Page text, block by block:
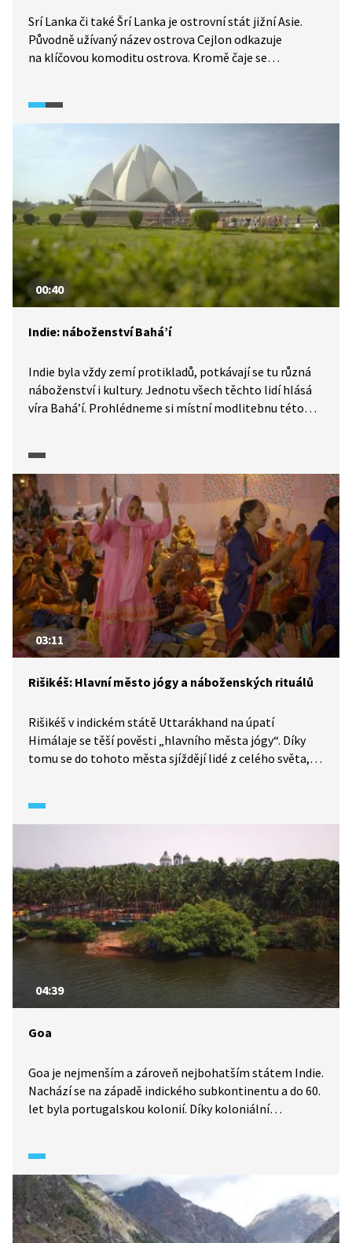
Srí Lanka či také Šrí Lanka je ostrovní stát jižní Asie.
Původně užívaný název ostrova Cejlon odkazuje
na klíčovou komoditu ostrova. Kromě čaje se
vyznávajícími buddhismus, a menšinovými Tamily, kteří
letech 20. století ve vleklou občanskou válku, která
byla ukončena až po přelomu tisíciletí.
00:40
Indie: náboženství Bahá’í
Indie byla vždy zemí protikladů, potkávají se tu různá
náboženství i kultury. Jednotu všech těchto lidí hlásá
víra Bahá’í. Prohlédneme si místní modlitebnu této
03:11
Rišikéš: Hlavní město jógy a náboženských rituálů
Rišikéš v indickém státě Uttarákhand na úpatí
Himálaje se těší pověsti „hlavního města jógy“. Díky
tomu se do tohoto města sjíždějí lidé z celého světa,
04:39
Goa
Goa je nejmenším a zároveň nejbohatším státem Indie.
Nachází se na západě indického subkontinentu a do 60.
let byla portugalskou kolonií. Díky koloniální